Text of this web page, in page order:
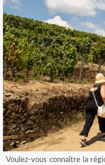
Voulez-vous connaître la